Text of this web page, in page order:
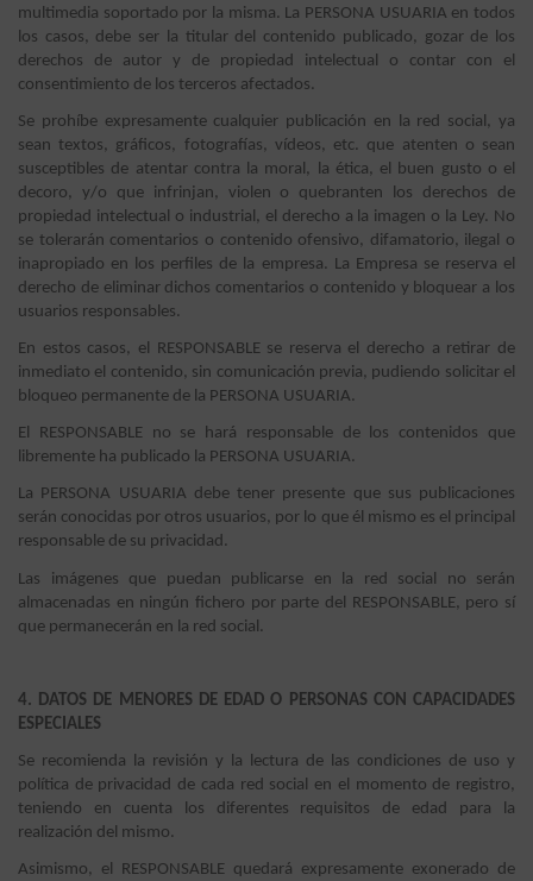
multimedia soportado por la misma. La PERSONA USUARIA en todos
los casos, debe ser la titular del contenido publicado, gozar de los
derechos de autor y de propiedad intelectual o contar con el
consentimiento de los terceros afectados.
Se prohíbe expresamente cualquier publicación en la red social, ya
sean textos, gráficos, fotografías, vídeos, etc. que atenten o sean
susceptibles de atentar contra la moral, la ética, el buen gusto o el
decoro, y/o que infrinjan, violen o quebranten los derechos de
propiedad intelectual o industrial, el derecho a la imagen o la Ley. No
se tolerarán comentarios o contenido ofensivo, difamatorio, ilegal o
inapropiado en los perfiles de la empresa. La Empresa se reserva el
derecho de eliminar dichos comentarios o contenido y bloquear a los
usuarios responsables.
En estos casos, el RESPONSABLE se reserva el derecho a retirar de
inmediato el contenido, sin comunicación previa, pudiendo solicitar el
bloqueo permanente de la PERSONA USUARIA.
El RESPONSABLE no se hará responsable de los contenidos que
libremente ha publicado la PERSONA USUARIA.
La PERSONA USUARIA debe tener presente que sus publicaciones
serán conocidas por otros usuarios, por lo que él mismo es el principal
responsable de su privacidad.
Las imágenes que puedan publicarse en la red social no serán
almacenadas en ningún fichero por parte del RESPONSABLE, pero sí
que permanecerán en la red social.
4. DATOS DE MENORES DE EDAD O PERSONAS CON CAPACIDADES
ESPECIALES
Se recomienda la revisión y la lectura de las condiciones de uso y
política de privacidad de cada red social en el momento de registro,
teniendo en cuenta los diferentes requisitos de edad para la
realización del mismo.
Asimismo, el RESPONSABLE quedará expresamente exonerado de